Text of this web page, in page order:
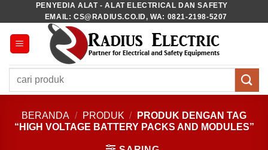
to
content
PENYEDIA ALAT - ALAT ELECTRICAL DAN SAFETY
EMAIL: CS@RADIUS.CO.ID, WA: 0821-2198-5207
Pencarian
BERANDA / PRODUK /
PRODUK DENGAN TAG
“HIGH VOLTAGE BATTERY PACKS AND MODULES”